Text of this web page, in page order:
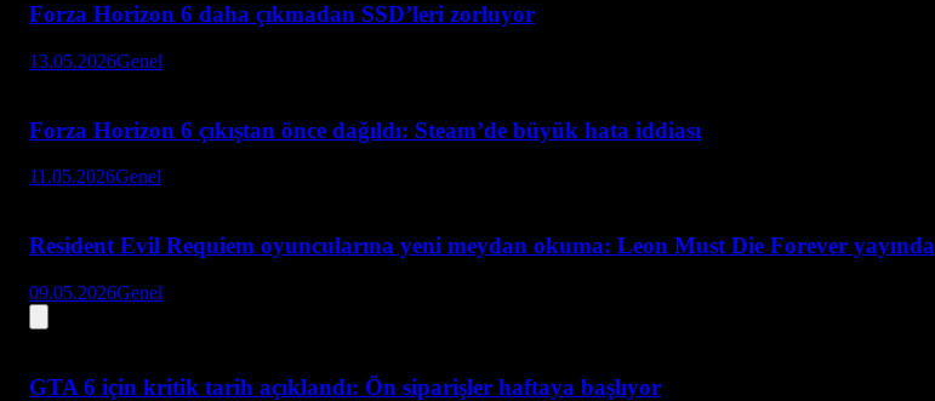
Forza Horizon 6 daha çıkmadan SSD’leri zorluyor
13.05.2026Genel
Forza Horizon 6 çıkıştan önce dağıldı: Steam’de büyük hata iddiası
11.05.2026Genel
Resident Evil Requiem oyuncularına yeni meydan okuma: Leon Must Die Forever yayında
09.05.2026Genel
GTA 6 için kritik tarih açıklandı: Ön siparişler haftaya başlıyor